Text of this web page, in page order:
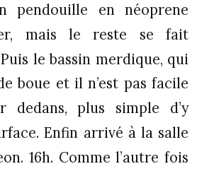
pendouille en néoprene
mais le reste se fait
le bassin merdique, qui
boue et il n’est pas facile
dedans, plus simple d’y
Enfin arrivé à la salle
16h. Comme l’autre fois